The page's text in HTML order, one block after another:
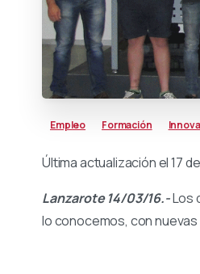
Empleo Formación
Última actualización el 17
Lanzarote 14/03/16.-Los
lo conocemos, con